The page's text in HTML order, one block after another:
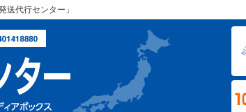
送代行センター」